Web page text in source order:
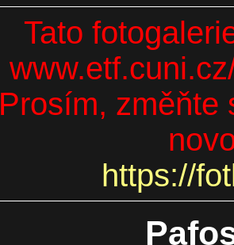
Tato
Prosím, změňte
https://